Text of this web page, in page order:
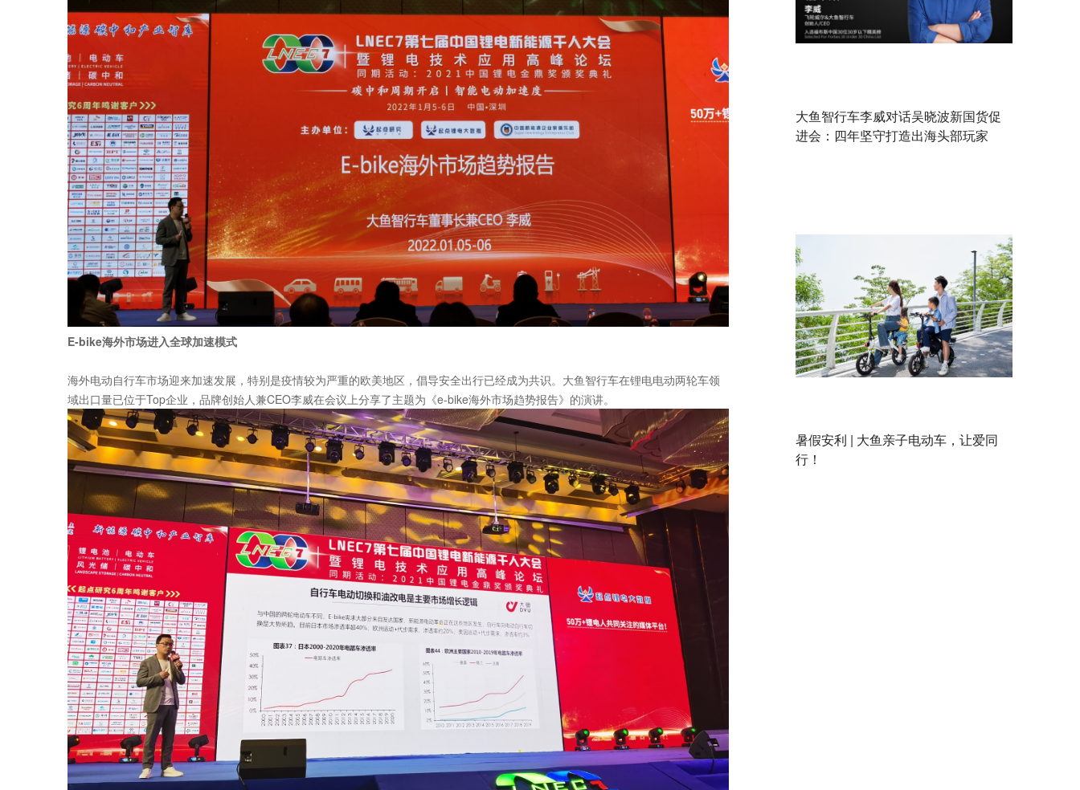
E-bike海外市场进入全球加速模式
海外电动自行车市场迎来加速发展，特别是疫情较为严重的欧美地区，倡导安全出行已经成为共识。大鱼智行车在锂电电动两轮车领
域出口量已位于Top企业，品牌创始人兼CEO李威在会议上分享了主题为《e-bike海外市场趋势报告》的演讲。
大鱼智行车李威对话吴晓波新国货促
进会：四年坚守打造出海头部玩家
暑假安利 | 大鱼亲子电动车，让爱同
行！